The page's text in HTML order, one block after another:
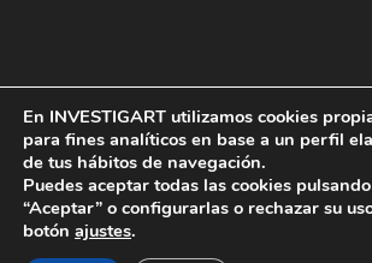
Política de Privacidad|Aviso Legal|
Investigart Copyright © 2019. |
En INVESTIGART utilizamos cookies
para fines analíticos en base a un perfil
de tus hábitos de navegación.
Puedes aceptar todas las cookies
“Aceptar” o configurarlas o rechazar su
botón ajustes.